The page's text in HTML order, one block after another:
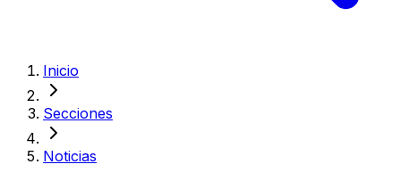
Inicio
Secciones
Noticias